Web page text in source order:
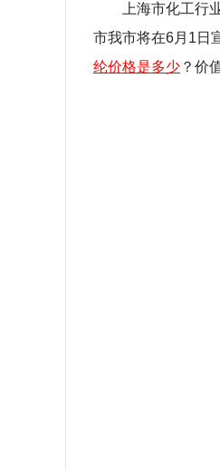
上海市化工行
市我市将在6月1日
纶价格是多少 ？价